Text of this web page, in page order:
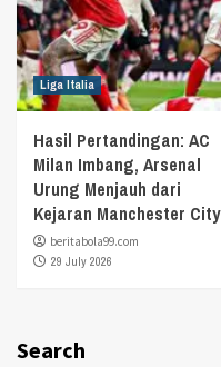
Liga Italia
Hasil Pertandingan: AC
Milan Imbang, Arsenal
Urung Menjauh dari
Kejaran Manchester City
beritabola99.com
29 July 2026
Search